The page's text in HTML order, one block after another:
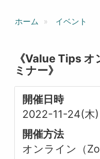
ホーム イベント
《Value Tips
ミナー》
開催日時
2022-11-24(木
開催方法
オンライン（